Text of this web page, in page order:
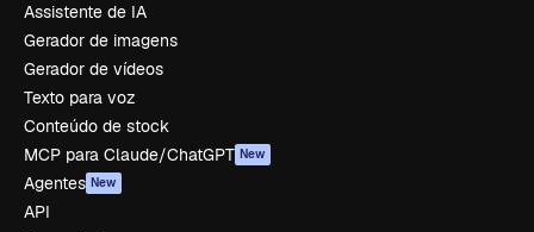
Assistente de IA
Gerador de imagens
Gerador de vídeos
Texto para voz
Conteúdo de stock
MCP para Claude/ChatGPT New
Agentes New
API